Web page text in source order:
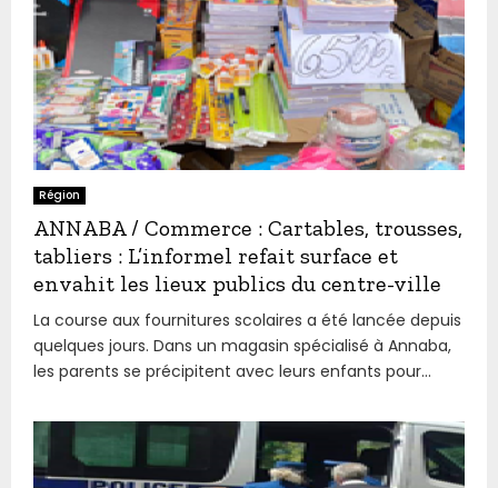
Région
ANNABA / Commerce : Cartables, trousses,
tabliers : L’informel refait surface et
envahit les lieux publics du centre-ville
La course aux fournitures scolaires a été lancée depuis
quelques jours. Dans un magasin spécialisé à Annaba,
les parents se précipitent avec leurs enfants pour...